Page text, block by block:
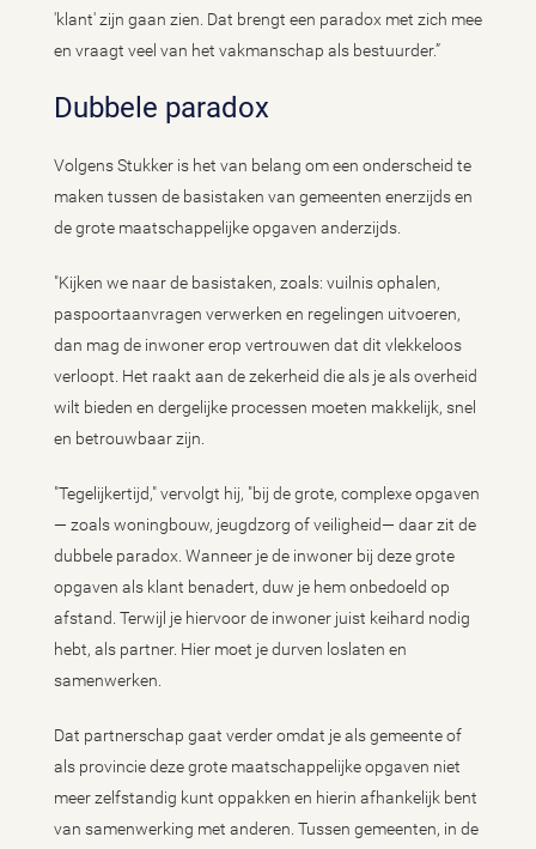
'klant' zijn gaan zien. Dat brengt een paradox met zich mee
en vraagt veel van het vakmanschap als bestuurder.”
Dubbele paradox
Volgens Stukker is het van belang om een onderscheid te
maken tussen de basistaken van gemeenten enerzijds en
de grote maatschappelijke opgaven anderzijds.
"Kijken we naar de basistaken, zoals: vuilnis ophalen,
paspoortaanvragen verwerken en regelingen uitvoeren,
dan mag de inwoner erop vertrouwen dat dit vlekkeloos
verloopt. Het raakt aan de zekerheid die als je als overheid
wilt bieden en dergelijke processen moeten makkelijk, snel
en betrouwbaar zijn.
"Tegelijkertijd," vervolgt hij, "bij de grote, complexe opgaven
— zoals woningbouw, jeugdzorg of veiligheid— daar zit de
dubbele paradox. Wanneer je de inwoner bij deze grote
opgaven als klant benadert, duw je hem onbedoeld op
afstand. Terwijl je hiervoor de inwoner juist keihard nodig
hebt, als partner. Hier moet je durven loslaten en
samenwerken.
Dat partnerschap gaat verder omdat je als gemeente of
als provincie deze grote maatschappelijke opgaven niet
meer zelfstandig kunt oppakken en hierin afhankelijk bent
van samenwerking met anderen. Tussen gemeenten, in de